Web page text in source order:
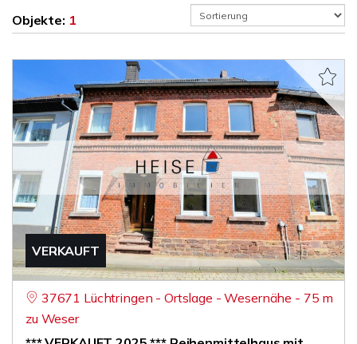
Objekte: 1
VERKAUFT
37671 Lüchtringen - Ortslage - Wesernähe - 75 m
zu Weser